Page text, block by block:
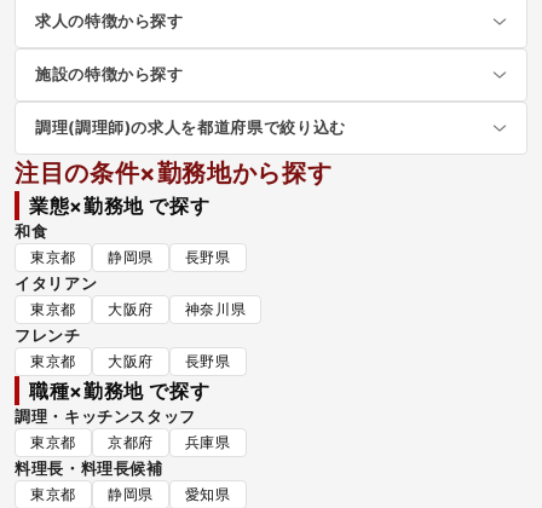
求人の特徴から探す
施設の特徴から探す
調理(調理師)の求人を都道府県で絞り込む
注目の条件×勤務地から探す
業態×勤務地 で探す
和食
東京都 静岡県 長野県
イタリアン
東京都 大阪府 神奈川県
フレンチ
東京都 大阪府 長野県
職種×勤務地 で探す
調理・キッチンスタッフ
東京都 京都府 兵庫県
料理長・料理長候補
東京都 静岡県 愛知県